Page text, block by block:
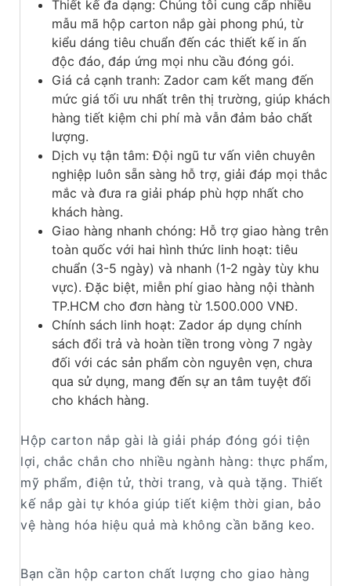
Thiết kế đa dạng: Chúng tôi cung cấp nhiều
mẫu mã hộp carton nắp gài phong phú, từ
kiểu dáng tiêu chuẩn đến các thiết kế in ấn
độc đáo, đáp ứng mọi nhu cầu đóng gói.
Giá cả cạnh tranh: Zador cam kết mang đến
mức giá tối ưu nhất trên thị trường, giúp khách
hàng tiết kiệm chi phí mà vẫn đảm bảo chất
lượng.
Dịch vụ tận tâm: Đội ngũ tư vấn viên chuyên
nghiệp luôn sẵn sàng hỗ trợ, giải đáp mọi thắc
mắc và đưa ra giải pháp phù hợp nhất cho
khách hàng.
Giao hàng nhanh chóng: Hỗ trợ giao hàng trên
toàn quốc với hai hình thức linh hoạt: tiêu
chuẩn (3-5 ngày) và nhanh (1-2 ngày tùy khu
vực). Đặc biệt, miễn phí giao hàng nội thành
TP.HCM cho đơn hàng từ 1.500.000 VNĐ.
Chính sách linh hoạt: Zador áp dụng chính
sách đổi trả và hoàn tiền trong vòng 7 ngày
đối với các sản phẩm còn nguyên vẹn, chưa
qua sử dụng, mang đến sự an tâm tuyệt đối
cho khách hàng.
Hộp carton nắp gài là giải pháp đóng gói tiện
lợi, chắc chắn cho nhiều ngành hàng: thực phẩm,
mỹ phẩm, điện tử, thời trang, và quà tặng. Thiết
kế nắp gài tự khóa giúp tiết kiệm thời gian, bảo
vệ hàng hóa hiệu quả mà không cần băng keo.
Bạn cần hộp carton chất lượng cho giao hàng